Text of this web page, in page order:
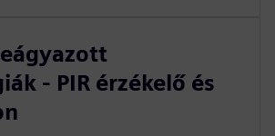
- PIR érzékelő és